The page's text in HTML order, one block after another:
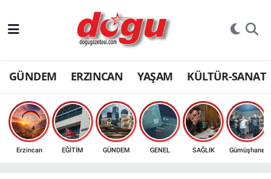
GÜNDEM ERZINCAN YAŞAM KÜLTÜR-SANAT
Erzincan EĞİTİM GÜNDEM GENEL SAĞLIK Gümüşhane
ERZINCAN
GÜNDEM
ERZİNCAN FOTOĞRAFLARI
SAĞLIK